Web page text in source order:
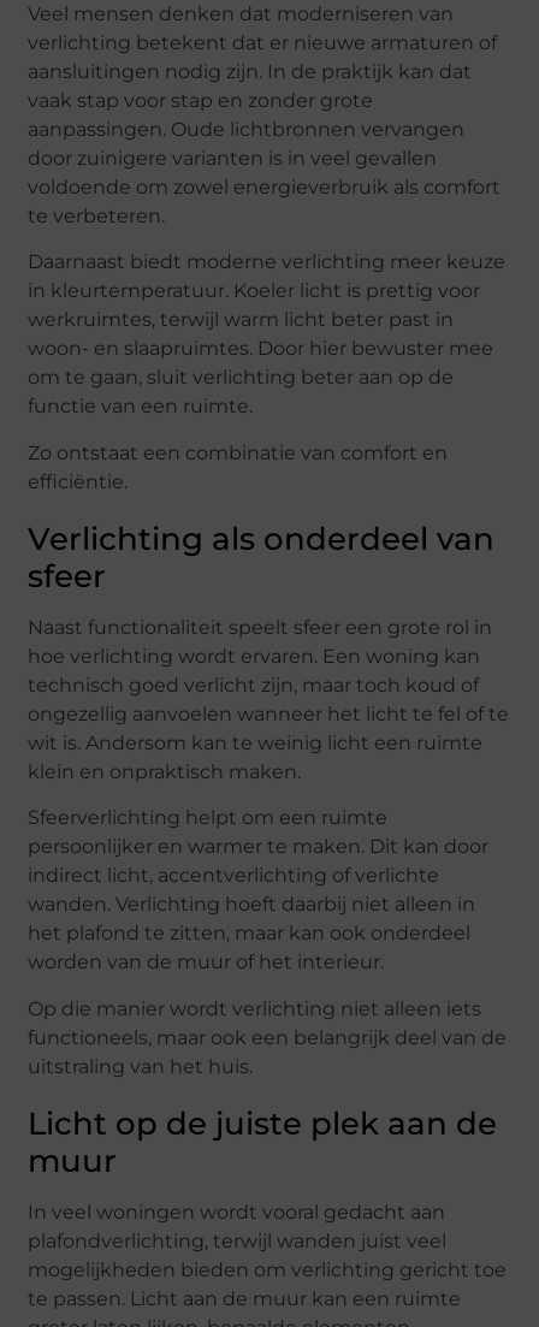
Veel mensen denken dat moderniseren van
verlichting betekent dat er nieuwe armaturen of
aansluitingen nodig zijn. In de praktijk kan dat
vaak stap voor stap en zonder grote
aanpassingen. Oude lichtbronnen vervangen
door zuinigere varianten is in veel gevallen
voldoende om zowel energieverbruik als comfort
te verbeteren.
Daarnaast biedt moderne verlichting meer keuze
in kleurtemperatuur. Koeler licht is prettig voor
werkruimtes, terwijl warm licht beter past in
woon- en slaapruimtes. Door hier bewuster mee
om te gaan, sluit verlichting beter aan op de
functie van een ruimte.
Zo ontstaat een combinatie van comfort en
efficiëntie.
Verlichting als onderdeel van
sfeer
Naast functionaliteit speelt sfeer een grote rol in
hoe verlichting wordt ervaren. Een woning kan
technisch goed verlicht zijn, maar toch koud of
ongezellig aanvoelen wanneer het licht te fel of te
wit is. Andersom kan te weinig licht een ruimte
klein en onpraktisch maken.
Sfeerverlichting helpt om een ruimte
persoonlijker en warmer te maken. Dit kan door
indirect licht, accentverlichting of verlichte
wanden. Verlichting hoeft daarbij niet alleen in
het plafond te zitten, maar kan ook onderdeel
worden van de muur of het interieur.
Op die manier wordt verlichting niet alleen iets
functioneels, maar ook een belangrijk deel van de
uitstraling van het huis.
Licht op de juiste plek aan de
muur
In veel woningen wordt vooral gedacht aan
plafondverlichting, terwijl wanden juist veel
mogelijkheden bieden om verlichting gericht toe
te passen. Licht aan de muur kan een ruimte